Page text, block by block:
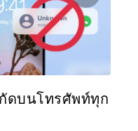
ดบนโทรศัพท์ทุก